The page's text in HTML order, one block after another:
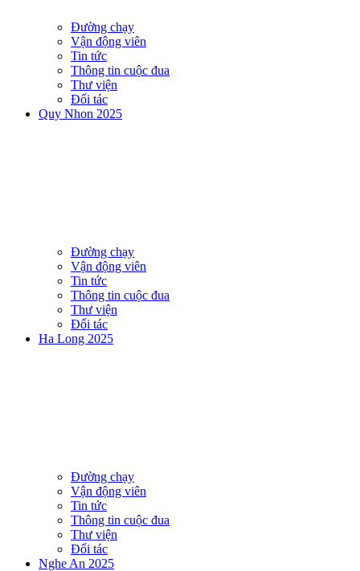
Đường chạy
Vận động viên
Tin tức
Thông tin cuộc đua
Thư viện
Đối tác
Quy Nhon 2025
Đường chạy
Vận động viên
Tin tức
Thông tin cuộc đua
Thư viện
Đối tác
Ha Long 2025
Đường chạy
Vận động viên
Tin tức
Thông tin cuộc đua
Thư viện
Đối tác
Nghe An 2025